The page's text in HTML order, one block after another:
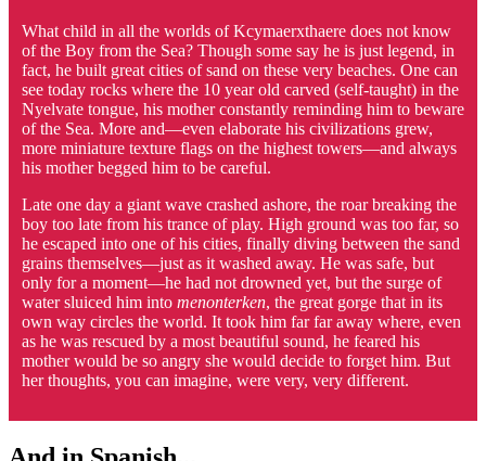
What child in all the worlds of Kcymaerxthaere does not know
of the Boy from the Sea? Though some say he is just legend, in
fact, he built great cities of sand on these very beaches. One can
see today rocks where the 10 year old carved (self-taught) in the
Nyelvate tongue, his mother constantly reminding him to beware
of the Sea. More and—even elaborate his civilizations grew,
more miniature texture flags on the highest towers—and always
his mother begged him to be careful.
Late one day a giant wave crashed ashore, the roar breaking the
boy too late from his trance of play. High ground was too far, so
he escaped into one of his cities, finally diving between the sand
grains themselves—just as it washed away. He was safe, but
only for a moment—he had not drowned yet, but the surge of
water sluiced him into menonterken, the great gorge that in its
own way circles the world. It took him far far away where, even
as he was rescued by a most beautiful sound, he feared his
mother would be so angry she would decide to forget him. But
her thoughts, you can imagine, were very, very different.